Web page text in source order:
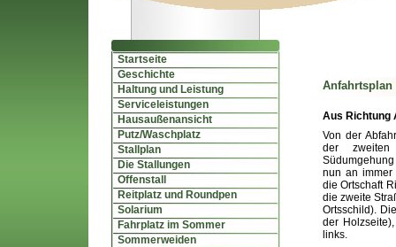
Startseite
Geschichte
Haltung und Leistung
Serviceleistungen
Hausaußenansicht
Putz/Waschplatz
Stallplan
Die Stallungen
Offenstall
Reitplatz und Roundpen
Solarium
Fahrplatz im Sommer
Sommerweiden
Anfahrtsplan
Aus Richtung
Von der
der
nun an immer
die Ortschaft
die zweite
Ortsschild).
der
links.